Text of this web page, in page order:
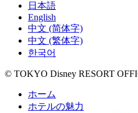
日本語
English
中文 (简体字)
中文 (繁体字)
한국어
© TOKYO Disney RESORT
ホーム
ホテルの魅力